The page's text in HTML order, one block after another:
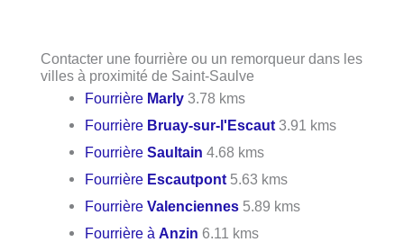
Contacter une fourrière ou un remorqueur dans les
villes à proximité de Saint-Saulve
Fourrière Marly 3.78 kms
Fourrière Bruay-sur-l'Escaut 3.91 kms
FourrièreSaultain 4.68 kms
Fourrière Escautpont 5.63 kms
FourrièreValenciennes 5.89 kms
Fourrière àAnzin 6.11 kms